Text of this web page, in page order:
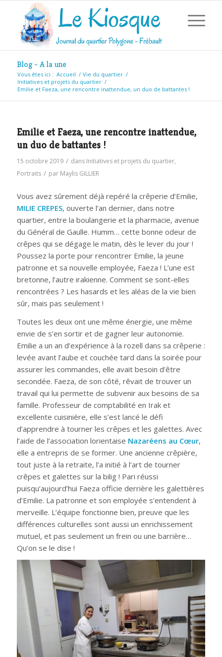
Blog - A la une
Vous êtes ici : Accueil / Vie du quartier /
Initiatives et projets du quartier /
Emilie et Faeza, une rencontre inattendue, un duo de battantes !
Emilie et Faeza, une rencontre inattendue,
un duo de battantes !
15 octobre 2019 / dans Initiatives et projets du quartier,
Portraits / par Maylis GILLIER
Vous avez sûrement déjà repéré la crêperie d’Emilie,
MILIE CREPES, ouverte l’an dernier, dans notre
quartier, entre la boulangerie et la pharmacie, avenue
du Général de Gaulle. Humm… cette bonne odeur de
crêpes qui se dégage le matin, dès le lever du jour !
Poussez la porte pour rencontrer Emilie, la jeune
patronne et sa nouvelle employée, Faeza ! L’une est
bretonne, l’autre irakienne. Comment se sont-elles
rencontrées ? Les hasards et les aléas de la vie bien
sûr, mais pas seulement !
Toutes les deux ont une même énergie, une même
envie de s’en sortir et de gagner leur autonomie.
Emilie a un an d’expérience à la rozell dans sa crêperie :
levée avant l’aube et couchée tard dans la soirée pour
assurer les commandes, elle avait besoin d’être
secondée. Faeza, de son côté, rêvait de trouver un
travail qui lui permette de subvenir aux besoins de sa
famille. Professeur de comptabilité en Irak et
excellente cuisinière, elle s’est lancé le défi
d’apprendre à tourner les crêpes et les galettes. Avec
l’aide de l’association lorientaise Nazaréens au Cœur,
elle a entrepris de se former. Une ancienne crêpière,
tout juste à la retraite, l’a initié à l’art de tourner
crêpes et galettes sur la bilig ! Pari réussi
puisqu’aujourd’hui Faeza officie derrière les galettières
d’Emilie. La patronne et son employée s’entendent à
merveille. L’équipe fonctionne bien, preuve que les
différences culturelles sont aussi un enrichissement
mutuel, et pas seulement un frein ou une barrière…
Qu’on se le dise !